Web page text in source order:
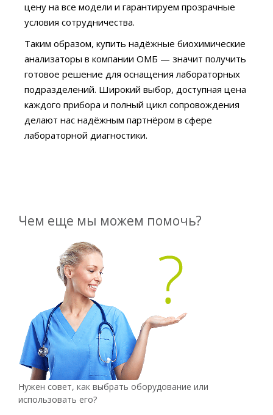
цену на все модели и гарантируем прозрачные
условия сотрудничества.
Таким образом, купить надёжные биохимические
анализаторы в компании ОМБ — значит получить
готовое решение для оснащения лабораторных
подразделений. Широкий выбор, доступная цена
каждого прибора и полный цикл сопровождения
делают нас надёжным партнёром в сфере
лабораторной диагностики.
Чем еще мы можем помочь?
Нужен совет, как выбрать оборудование или
использовать его?